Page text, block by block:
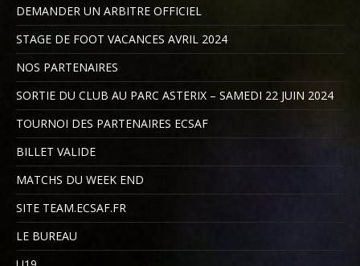
DEMANDER UN ARBITRE OFFICIEL
STAGE DE FOOT VACANCES AVRIL 2024
NOS PARTENAIRES
SORTIE DU CLUB AU PARC ASTERIX – SAMEDI 22 JUIN 2024
TOURNOI DES PARTENAIRES ECSAF
BILLET VALIDE
MATCHS DU WEEK END
SITE TEAM.ECSAF.FR
LE BUREAU